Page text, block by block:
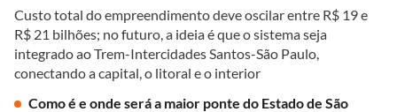
Custo total do empreendimento deve oscilar entre R$ 19 e
R$ 21 bilhões; no futuro, a ideia é que o sistema seja
integrado ao Trem-Intercidades Santos-São Paulo,
conectando a capital, o litoral e o interior
Como é e onde será a maior ponte do Estado de São